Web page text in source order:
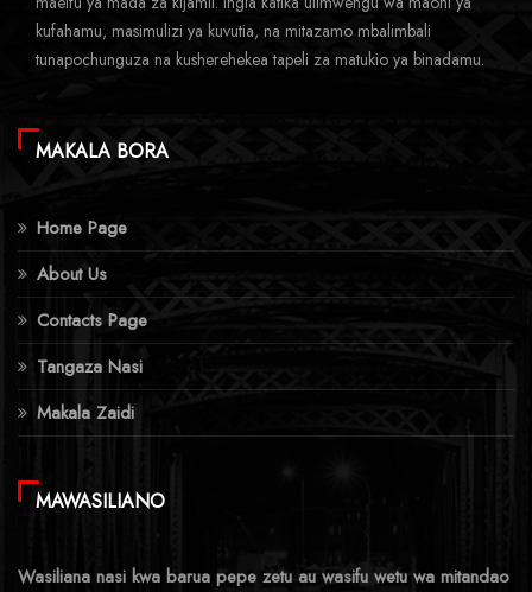
kufahamu, masimulizi ya kuvutia, na mitazamo mbalimbali
tunapochunguza na kusherehekea tapeli za matukio ya binadamu.
MAKALA BORA
Home Page
About Us
Contacts Page
Tangaza Nasi
Makala Zaidi
MAWASILIANO
Wasiliana nasi kwa barua pepe zetu au wasifu wetu wa mitandao